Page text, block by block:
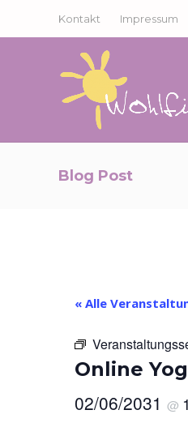
Kontakt Impressum
Blog Post
« Alle
Online
02/06/2031 @